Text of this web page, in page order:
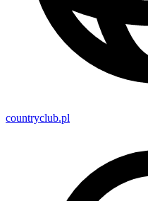
countryclub.pl